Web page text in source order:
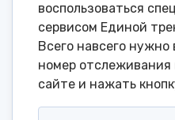
воспользоваться
сервисом Единой
Всего навсего
номер отслеживания
сайте и нажать